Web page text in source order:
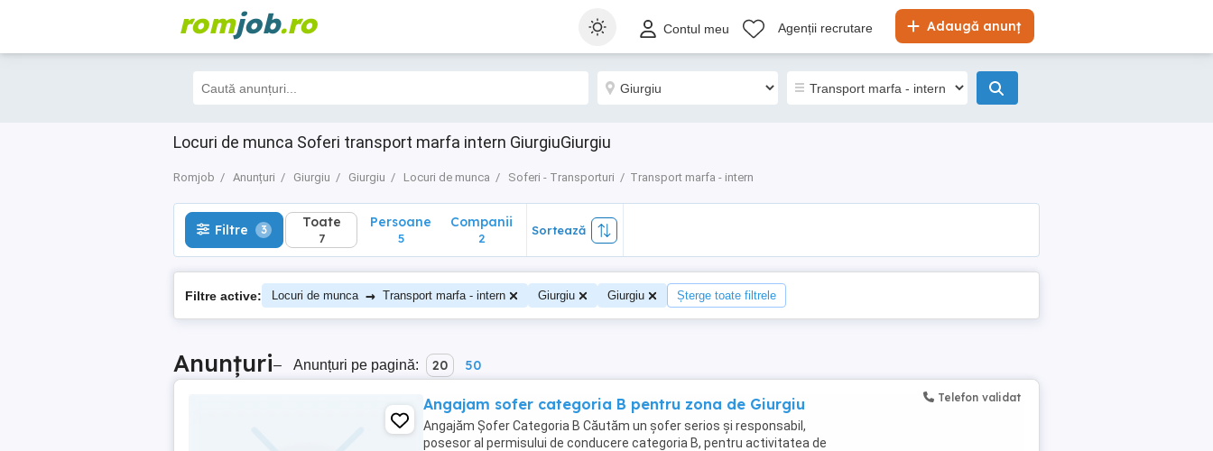
romjob.ro Adaugă anunț
Contul meu Agenții recrutare
Locuri de munca Soferi transport marfa intern GiurgiuGiurgiu
Romjob Anunțuri Giurgiu Giurgiu Locuri de munca Soferi - Transporturi Transport marfa - intern
Filtre 3 Toate
7
Filtre 3 Toate
7
Persoane
5
Companii
2
Sortează
Filtre active: Locuri de munca → Transport marfa - intern Giurgiu Giurgiu Șterge toate filtrele
Anunțuri– Anunțuri pe pagină: 20 50
Angajam sofer categoria B pentru zona de Giurgiu
Angajăm Șofer Categoria B Căutăm un șofer serios și responsabil,
posesor al permisului de conducere categoria B, pentru activitatea de
Telefon validat